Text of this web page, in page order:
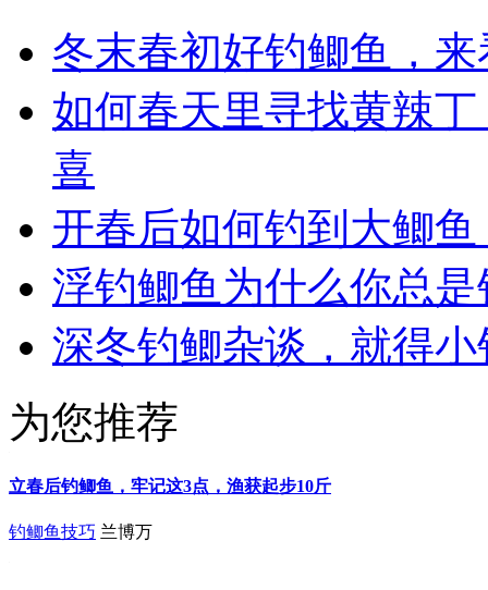
冬末春初好钓鲫鱼，
如何春天里寻找黄辣
喜
开春后如何钓到大鲫
浮钓鲫鱼为什么你总
深冬钓鲫杂谈，就得
为您推荐
立春后钓鲫鱼，牢记这3点，渔获起步10斤
钓鲫鱼技巧 兰博万